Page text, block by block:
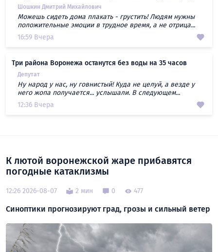
Шошкин Дмитрий Михайлович
Можешь сидеть дома плакать - грустить! Людям нужны
положительные эмоции в трудное время, а не отрица...
16:59 Вчера
Три района Воронежа останутся без воды на 35 часов
Депутат
Ну народ у нас, ну говнистый! Куда не целуй, а везде у
него жопа получается... услышали. В следующем...
12:36 Вчера
К лютой воронежской жаре прибавятся
погодные катаклизмы
12:26 2026-08-07 2 мин 0 477
Синоптики прогнозируют град, грозы и сильный ветер